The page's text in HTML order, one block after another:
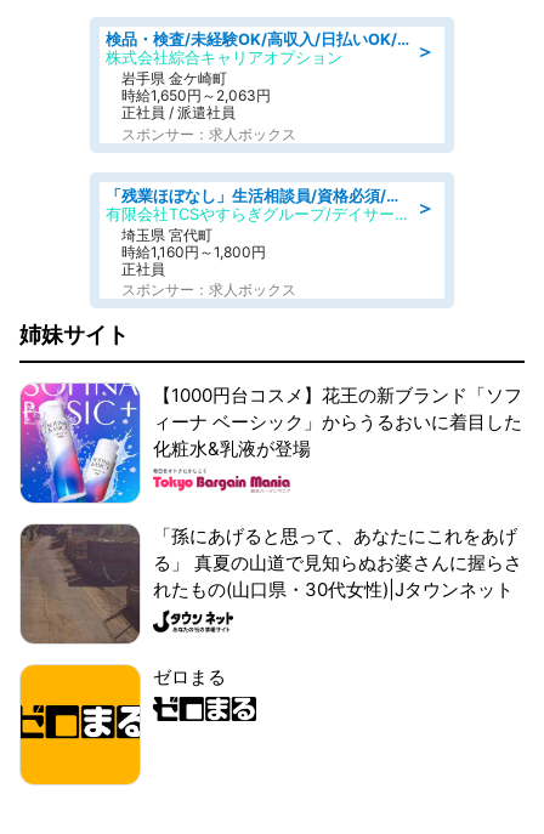
＞
検品・検査/未経験OK/高収入/日払いOK/交替制/20・30・40代活躍中
株式会社綜合キャリアオプション
岩手県 金ケ崎町
時給1,650円～2,063円
正社員 / 派遣社員
スポンサー：求人ボックス
＞
「残業ほぼなし」生活相談員/資格必須/正職員/日勤のみ/デイサービス
有限会社TCSやすらぎグループ/デイサービスやすらぎ
埼玉県 宮代町
時給1,160円～1,800円
正社員
スポンサー：求人ボックス
姉妹サイト
【1000円台コスメ】花王の新ブランド「ソフ
ィーナ ベーシック」からうるおいに着目した
化粧水&乳液が登場
「孫にあげると思って、あなたにこれをあげ
る」 真夏の山道で見知らぬお婆さんに握らさ
れたもの(山口県・30代女性)|Jタウンネット
ゼロまる